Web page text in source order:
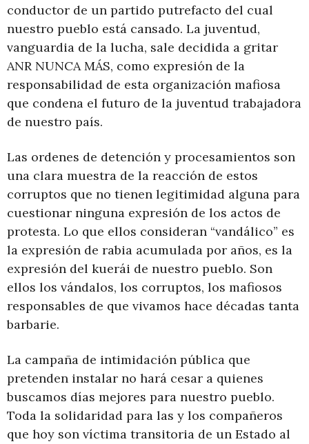
conductor de un partido putrefacto del cual
nuestro pueblo está cansado. La juventud,
vanguardia de la lucha, sale decidida a gritar
ANR NUNCA MÁS, como expresión de la
responsabilidad de esta organización mafiosa
que condena el futuro de la juventud trabajadora
de nuestro país.
Las ordenes de detención y procesamientos son
una clara muestra de la reacción de estos
corruptos que no tienen legitimidad alguna para
cuestionar ninguna expresión de los actos de
protesta. Lo que ellos consideran “vandálico” es
la expresión de rabia acumulada por años, es la
expresión del kuerái de nuestro pueblo. Son
ellos los vándalos, los corruptos, los mafiosos
responsables de que vivamos hace décadas tanta
barbarie.
La campaña de intimidación pública que
pretenden instalar no hará cesar a quienes
buscamos días mejores para nuestro pueblo.
Toda la solidaridad para las y los compañeros
que hoy son víctima transitoria de un Estado al